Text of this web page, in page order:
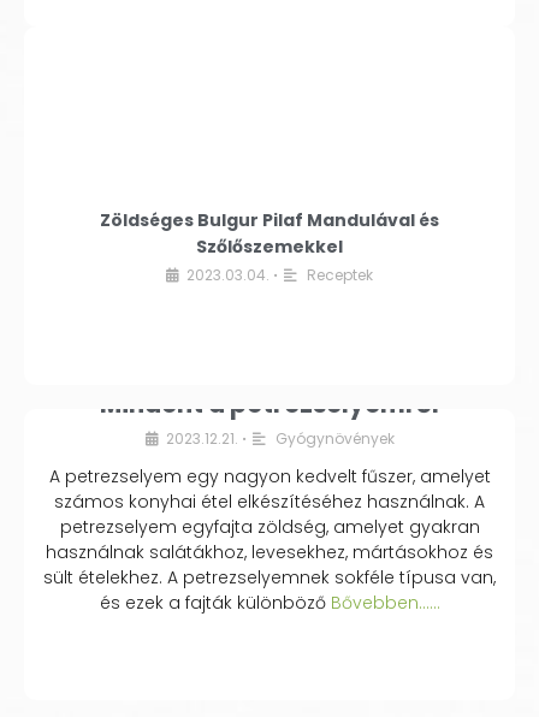
Zöldséges Bulgur Pilaf Mandulával és
Szőlőszemekkel
2023.03.04. • Receptek
Mindent a petrezselyemről
2023.12.21. • Gyógynövények
A petrezselyem egy nagyon kedvelt fűszer, amelyet
számos konyhai étel elkészítéséhez használnak. A
petrezselyem egyfajta zöldség, amelyet gyakran
használnak salátákhoz, levesekhez, mártásokhoz és
sült ételekhez. A petrezselyemnek sokféle típusa van,
és ezek a fajták különbözőBővebben...…